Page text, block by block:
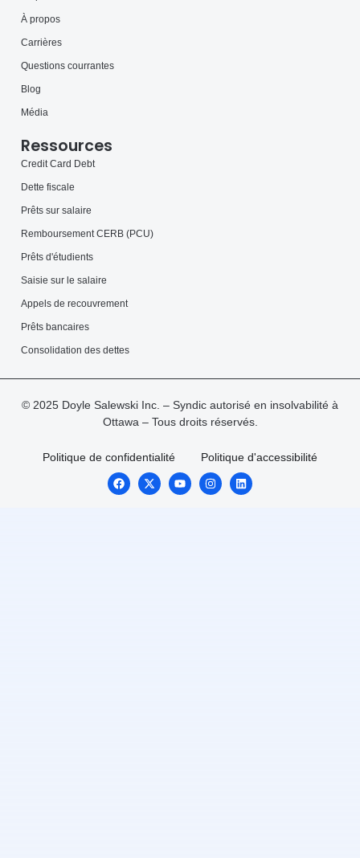
À propos
Carrières
Questions courrantes
Blog
Média
Ressources
Credit Card Debt
Dette fiscale
Prêts sur salaire
Remboursement CERB (PCU)
Prêts d'étudients
Saisie sur le salaire
Appels de recouvrement
Prêts bancaires
Consolidation des dettes
© 2025 Doyle Salewski Inc. – Syndic autorisé en insolvabilité à
Ottawa – Tous droits réservés.
Politique de confidentialité Politique d'accessibilité